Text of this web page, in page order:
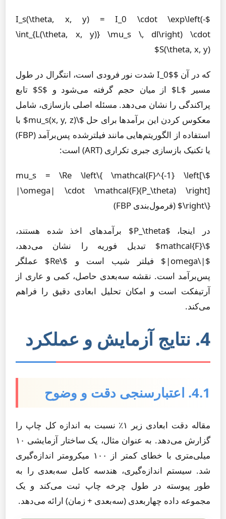
$I_s(\theta, x, y) = I_0 \cdot \exp\left(-
\int_{L(\theta, x, y)} \mu_s \, dl\right) \cdot
S(\theta, x, y)$
که در آن $I_0$ شدت نور فرودی است، انتگرال در طول
مسیر $L$ از میان حجم گرفته می‌شود و $S$ تابع
پراکندگی را نشان می‌دهد. مسئله اصلی بازسازی، شامل
معکوس کردن این برآمدها برای حل $\mu_s(x, y, z)$ با
استفاده از الگوریتم‌هایی مانند فیلترشده پس‌برآمد (FBP)
یا تکنیک بازسازی جبری تکراری (ART) است:
$\mu_s = \Re \left\{ \mathcal{F}^{-1} \left[
|\omega| \cdot \mathcal{F}(P_\theta) \right]
\right\}$ (فرمول‌بندی FBP)
در اینجا، $P_\theta$ برآمدهای اخذ شده هستند،
$\mathcal{F}$ تبدیل فوریه را نشان می‌دهد،
$|\omega|$ فیلتر شیب است و $\Re$ عملگر
پس‌برآمد است. نقشه سه‌بعدی حاصل، کمی و عاری از
آرتیفکت است و امکان تحلیل ابعادی دقیق را فراهم
می‌کند.
4. نتایج آزمایش و عملکرد
4.1. اعتبارسنجی دقت و وضوح
مقاله دقت ابعادی زیر ۱٪ نسبت به اندازه کل چاپ را
گزارش می‌دهد. به عنوان مثال، یک ساختار آزمایشی ۱۰
میلی‌متری با خطای کمتر از ۱۰۰ میکرومتر اندازه‌گیری
شد. سیستم اندازه‌گیری، هندسه کامل سه‌بعدی را به
طور پیوسته در طول چرخه چاپ ثبت می‌کند و یک
مجموعه داده چهار‌بعدی (سه‌بعدی + زمان) ارائه می‌دهد.